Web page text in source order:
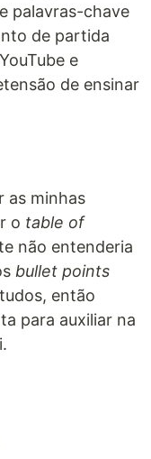
palavras-chave
de partida
e
de ensinar
as minhas
o table of
não entenderia
bullet points
então
para auxiliar na